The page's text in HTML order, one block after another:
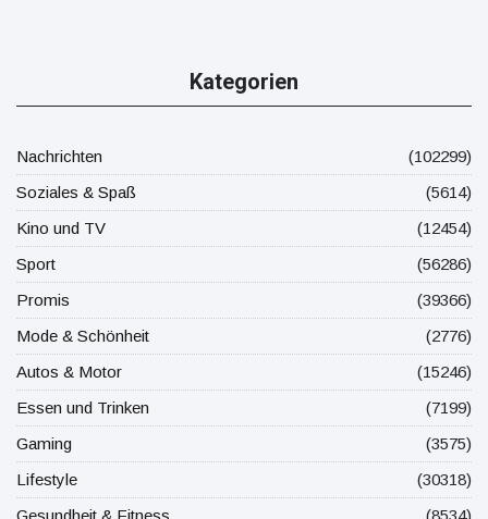
Kategorien
Nachrichten
(102299)
Soziales & Spaß
(5614)
Kino und TV
(12454)
Sport
(56286)
Promis
(39366)
Mode & Schönheit
(2776)
Autos & Motor
(15246)
Essen und Trinken
(7199)
Gaming
(3575)
Lifestyle
(30318)
Gesundheit & Fitness
(8534)